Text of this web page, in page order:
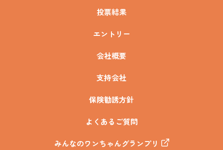
投票結果
エントリー
会社概要
支持会社
保険勧誘方針
よくあるご質問
みんなのワンちゃんグランプリ